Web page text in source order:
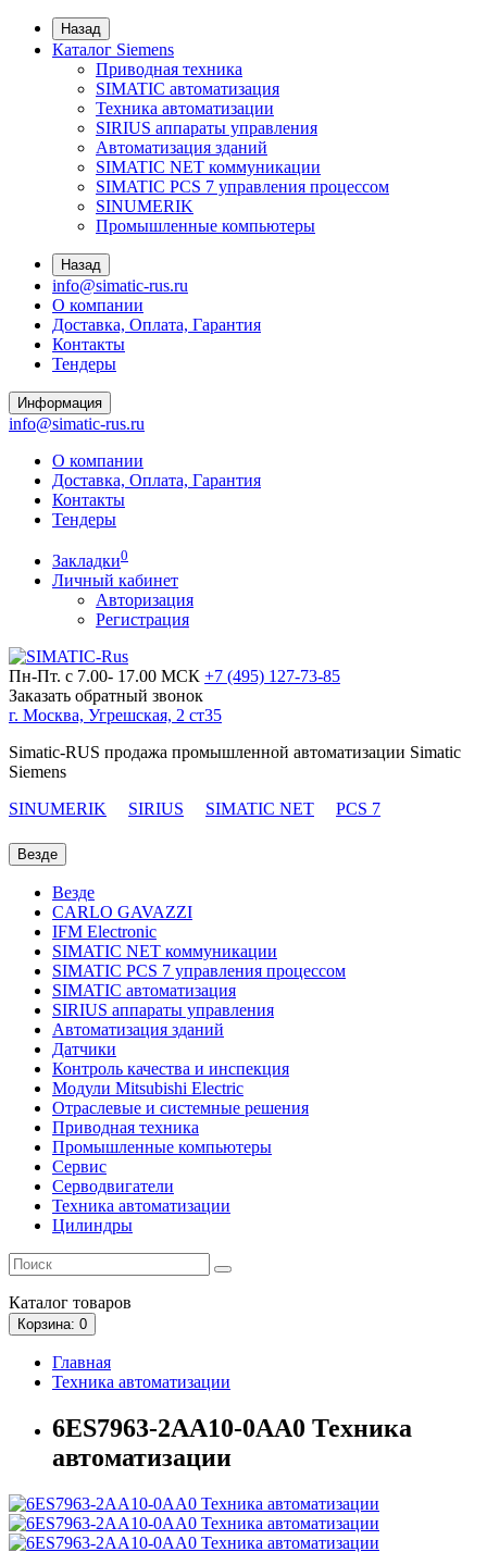
Назад
Каталог Siemens
Приводная техника
SIMATIC автоматизация
Техника автоматизации
SIRIUS аппараты управления
Автоматизация зданий
SIMATIC NET коммуникации
SIMATIC PCS 7 управления процессом
SINUMERIK
Промышленные компьютеры
Назад
info@simatic-rus.ru
О компании
Доставка, Оплата, Гарантия
Контакты
Тендеры
Информация
info@simatic-rus.ru
О компании
Доставка, Оплата, Гарантия
Контакты
Тендеры
Закладки0
Личный кабинет
Авторизация
Регистрация
Пн-Пт. с 7.00- 17.00 МСК +7 (495) 127-73-85
Заказать обратный звонок
г. Москва, Угрешская, 2 ст35
Simatic-RUS продажа промышленной автоматизации Simatic
Siemens
SINUMERIK
SIRIUS SIMATIC NET PCS 7
Везде
Везде
CARLO GAVAZZI
IFM Electronic
SIMATIC NET коммуникации
SIMATIC PCS 7 управления процессом
SIMATIC автоматизация
SIRIUS аппараты управления
Автоматизация зданий
Датчики
Контроль качества и инспекция
Модули Mitsubishi Electric
Отраслевые и системные решения
Приводная техника
Промышленные компьютеры
Сервис
Серводвигатели
Техника автоматизации
Цилиндры
Каталог товаров
Корзина: 0
Главная
Техника автоматизации
6ES7963-2AA10-0AA0 Техника
автоматизации